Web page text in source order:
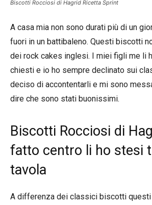
Biscotti Rocciosi di Hagrid Ricetta Sprint
A casa mia non sono durati più di un
fuori in un battibaleno. Questi biscotti
dei rock cakes inglesi. I miei figli me li
chiesti e io ho sempre declinato sui
deciso di accontentarli e mi sono
dire che sono stati buonissimi.
Biscotti Rocciosi di
fatto centro li ho stesi
tavola
A differenza dei classici biscotti questi